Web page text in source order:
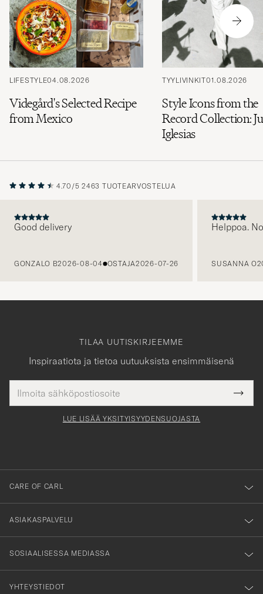
LIFESTYLE04.08.2026
Videgård's Selected Recipe
from Mexico
TYYLIVINKIT01.08.2026
Style Icons from the
Record Collection:
Iglesias
4.70/5 2463 TUOTEARVOSTELUA
Good delivery
GONZALO B2026-08-04 OSTAJA2026-07-26
Helppoa.
SUSANNA O
TILAA UUTISKIRJEEMME
Inspiraatiota ja tietoa uutuuksista ensimmäisenä
tieto
Tack
för
dig
till
vårt
nyhetsbrev!
LUE LISÄÄ YKSITYISYYDENSUOJASTA
CARE OF CARL
ASIAKASPALVELU
SOSIAALISESSA MEDIASSA
YHTEYSTIEDOT